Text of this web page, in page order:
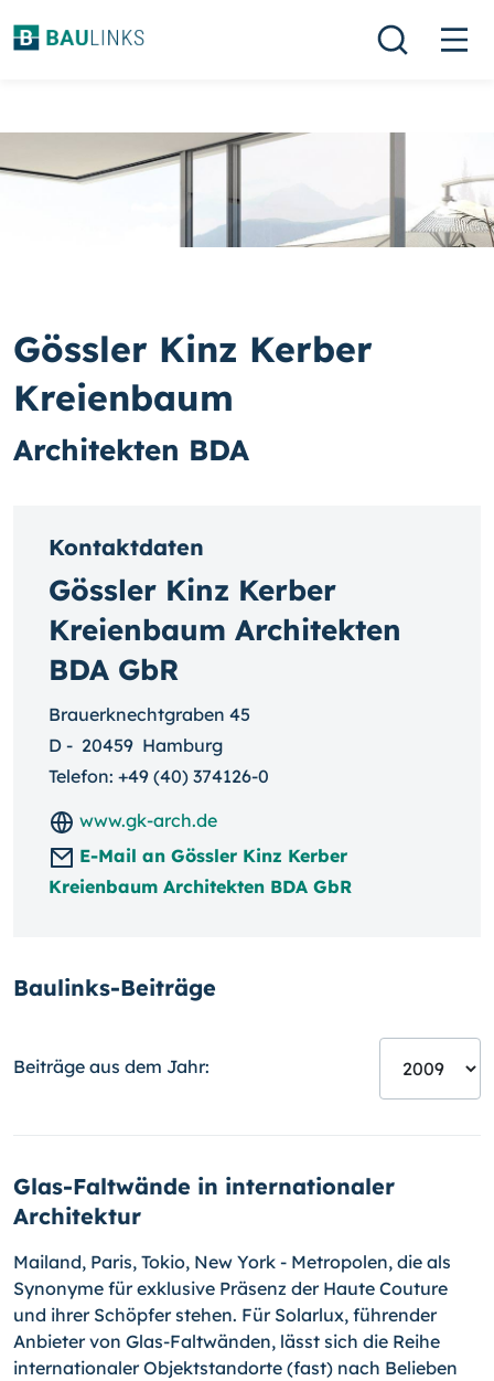
Gössler Kinz Kerber
Kreienbaum
Architekten BDA
Kontaktdaten
Gössler Kinz Kerber
Kreienbaum Architekten
BDA GbR
Brauerknechtgraben 45
D - 20459 Hamburg
Telefon: +49 (40) 374126-0
www.gk-arch.de
E-Mail an Gössler Kinz Kerber
Kreienbaum Architekten BDA GbR
Baulinks-Beiträge
Beiträge aus dem Jahr:
Glas-Faltwände in internationaler
Architektur
Mailand, Paris, Tokio, New York - Metropolen, die als
Synonyme für exklusive Präsenz der Haute Couture
und ihrer Schöpfer stehen. Für Solarlux, führender
Anbieter von Glas-Faltwänden, lässt sich die Reihe
internationaler Objektstandorte (fast) nach Belieben